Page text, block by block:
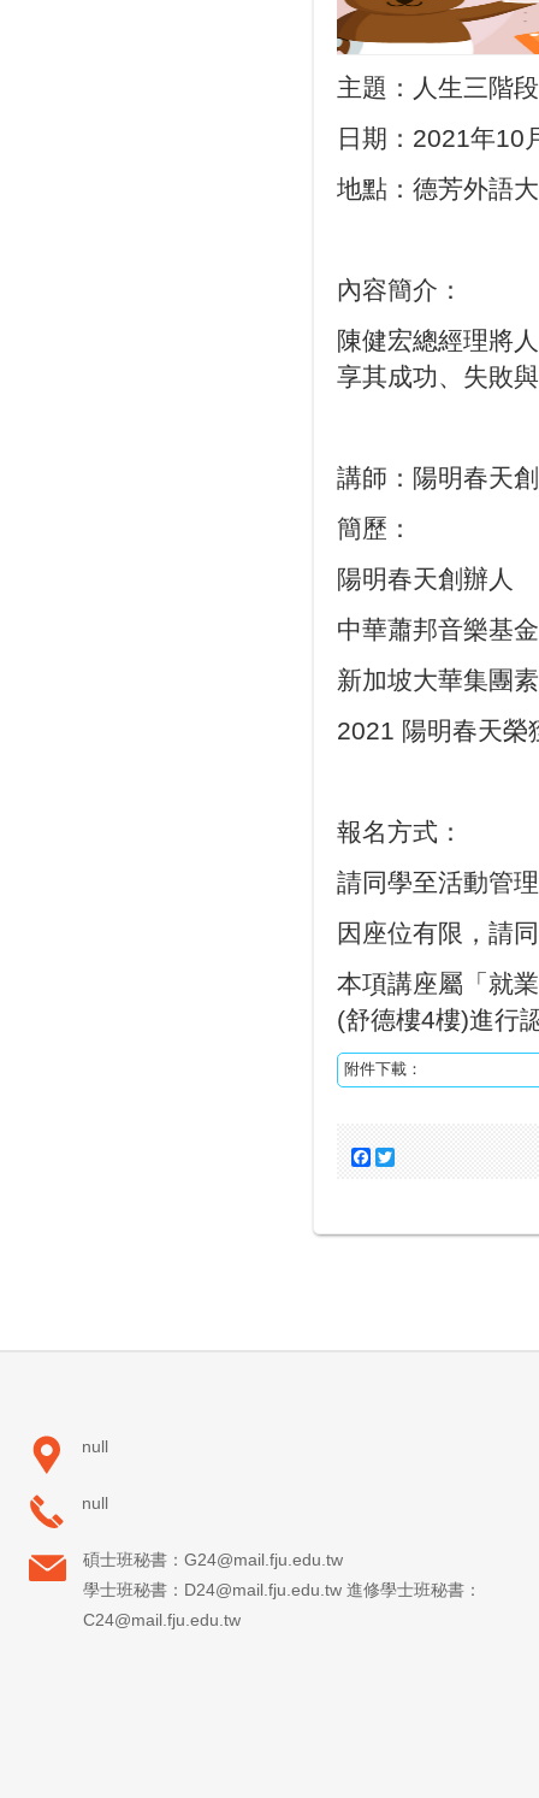
主題：人生三階
日期：2021年10
地點：德芳外語
內容簡介：
陳健宏總經理將
享其成功、失敗
講師：陽明春天
簡歷：
陽明春天創辦人
中華蕭邦音樂基
新加坡大華集團
2021 陽明春天榮
報名方式：
請同學至活動管
因座位有限，請
本項講座屬「就
(舒德樓4樓)進行
附件下載：
Facebook
null
null
碩士班秘書：G24@mail.fju.edu.tw
學士班秘書：D24@mail.fju.edu.tw 進修學士班秘書：
C24@mail.fju.edu.tw